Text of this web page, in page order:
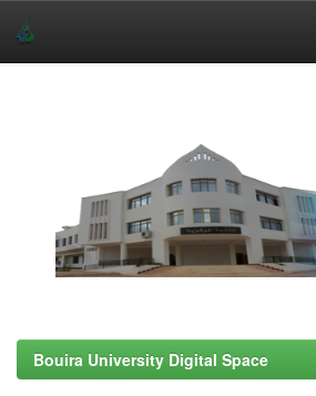
Bouira University Digital Space